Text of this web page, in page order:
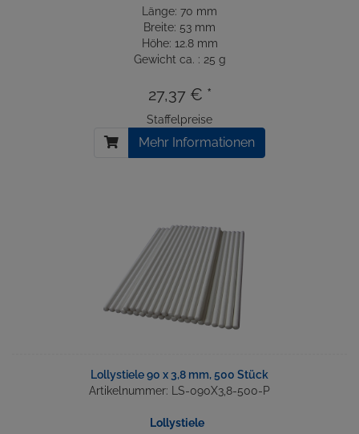
Länge: 70 mm
Breite: 53 mm
Höhe: 12.8 mm
Gewicht ca. : 25 g
27,37 € *
Staffelpreise
Mehr Informationen
Lollystiele 90 x 3,8 mm, 500 Stück
Artikelnummer: LS-090X3,8-500-P
Lollystiele